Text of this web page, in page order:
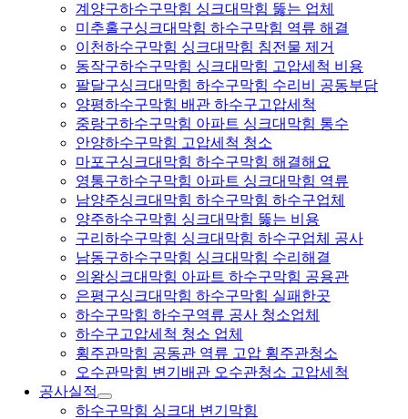
계양구하수구막힘 싱크대막힘 뚫는 업체
미추홀구싱크대막힘 하수구막힘 역류 해결
이천하수구막힘 싱크대막힘 침전물 제거
동작구하수구막힘 싱크대막힘 고압세척 비용
팔달구싱크대막힘 하수구막힘 수리비 공동부담
양평하수구막힘 배관 하수구고압세척
중랑구하수구막힘 아파트 싱크대막힘 통수
안양하수구막힘 고압세척 청소
마포구싱크대막힘 하수구막힘 해결해요
영통구하수구막힘 아파트 싱크대막힘 역류
남양주싱크대막힘 하수구막힘 하수구업체
양주하수구막힘 싱크대막힘 뚫는 비용
구리하수구막힘 싱크대막힘 하수구업체 공사
남동구하수구막힘 싱크대막힘 수리해결
의왕싱크대막힘 아파트 하수구막힘 공용관
은평구싱크대막힘 하수구막힘 실패한곳
하수구막힘 하수구역류 공사 청소업체
하수구고압세척 청소 업체
횡주관막힘 공동관 역류 고압 횡주관청소
오수관막힘 변기배관 오수관청소 고압세척
공사실적
하수구막힘 싱크대 변기막힘